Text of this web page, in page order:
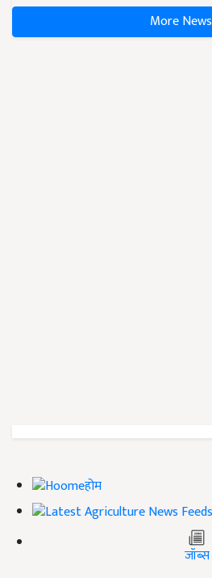
More News
होम
जॉब्स